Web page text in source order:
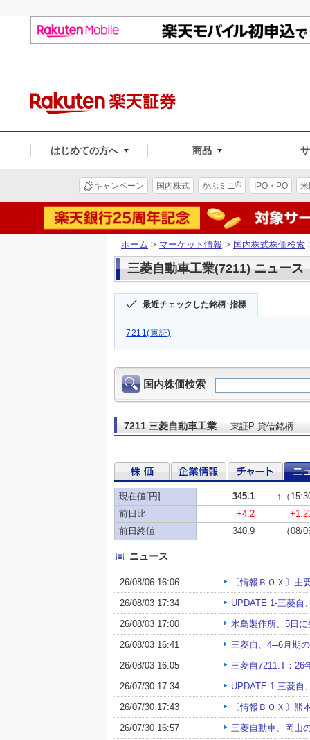
はじめての方へ 商品
キャンペーン 国内株式 かぶミニ® IPO・PO
ホーム > マーケット情報 > 国内株式株価検索
三菱自動車工業(7211) ニュース
最近チェックした銘柄･指標
7211(東証)